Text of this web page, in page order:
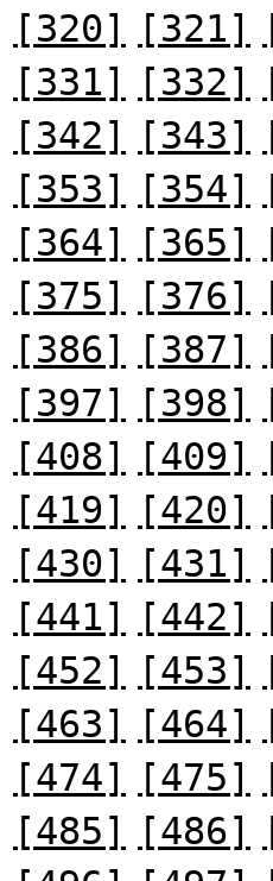
[320]
[321]
[331]
[332]
[342]
[343]
[353]
[354]
[364]
[365]
[375]
[376]
[386]
[387]
[397]
[398]
[408]
[409]
[419]
[420]
[430]
[431]
[441]
[442]
[452]
[453]
[463]
[464]
[474]
[475]
[485]
[486]